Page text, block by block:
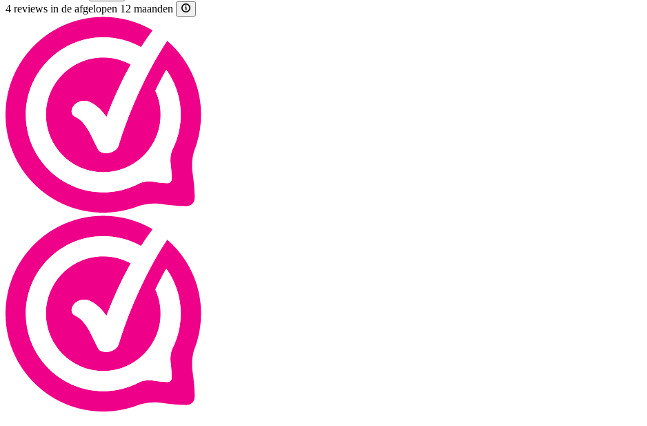
4 reviews in de afgelopen 12 maanden